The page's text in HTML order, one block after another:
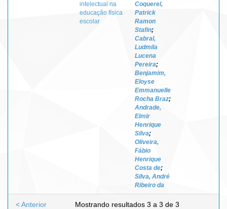
intelectual na
educação física
escolar
Coquerel,
Patrick
Ramon
Stafin;
Cabral,
Ludmila
Lucena
Pereira;
Benjamim,
Eloyse
Emmanuelle
Rocha Braz;
Andrade,
Elmir
Henrique
Silva;
Oliveira,
Fábio
Henrique
Costa de;
Silva, André
Ribeiro da
Mostrando resultados 3 a 3 de 3
< Anterior